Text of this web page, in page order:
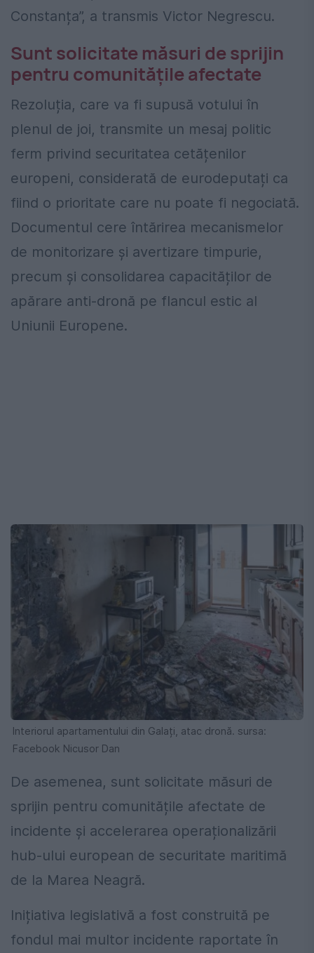
Constanța”, a transmis Victor Negrescu.
Sunt solicitate măsuri de sprijin
pentru comunitățile afectate
Rezoluția, care va fi supusă votului în
plenul de joi, transmite un mesaj politic
ferm privind securitatea cetățenilor
europeni, considerată de eurodeputați ca
fiind o prioritate care nu poate fi negociată.
Documentul cere întărirea mecanismelor
de monitorizare și avertizare timpurie,
precum și consolidarea capacităților de
apărare anti-dronă pe flancul estic al
Uniunii Europene.
Interiorul apartamentului din Galați, atac dronă. sursa:
Facebook Nicusor Dan
De asemenea, sunt solicitate măsuri de
sprijin pentru comunitățile afectate de
incidente și accelerarea operaționalizării
hub-ului european de securitate maritimă
de la Marea Neagră.
Inițiativa legislativă a fost construită pe
fondul mai multor incidente raportate în